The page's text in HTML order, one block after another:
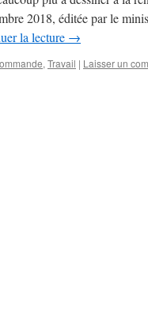
2018, éditée par le
la lecture →
, Travail | Laisser un